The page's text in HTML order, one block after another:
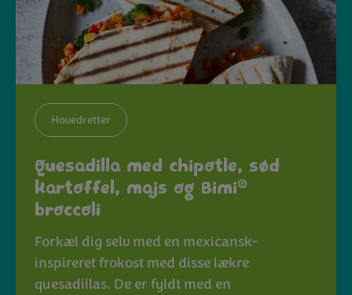
Hovedretter
Quesadilla med chipotle, sød
kartoffel, majs og Bimi®
broccoli
Forkæl dig selv med en mexicansk-
inspireret frokost med disse lækre
quesadillas. De er fyldt med en